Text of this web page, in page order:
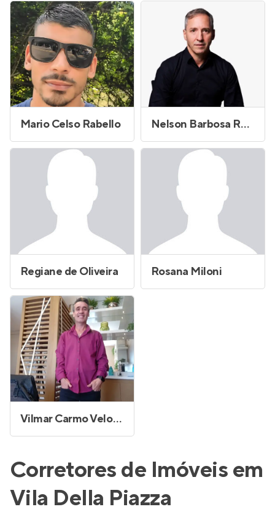
Mario Celso Rabello Nelson Barbosa Reno Junior
Regiane de Oliveira Rosana Miloni
Vilmar Carmo Veloso
Corretores de Imóveis em
Vila Della Piazza